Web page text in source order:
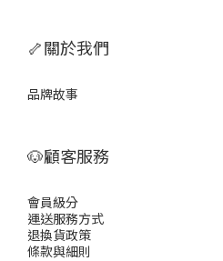
🦴關於我們
品牌故事
🐶顧客服務
會員級分
運送服務方式
退換貨政策
條款與細則